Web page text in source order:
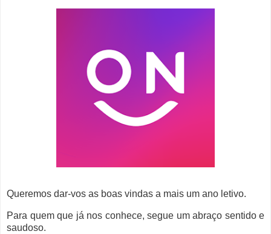
Queremos dar-vos as boas vindas a mais um ano letivo.
Para quem que já nos conhece, segue um abraço sentido e
saudoso.